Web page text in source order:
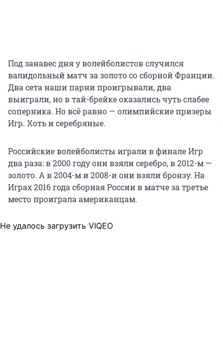
Под занавес дня у волейболистов случился
валидольный матч за золото со сборной Франции.
Два сета наши парни проигрывали, два
выиграли, но в тай-брейке оказались чуть слабее
соперника. Но всё равно — олимпийские призеры
Игр. Хоть и серебряные.
Российские волейболисты играли в финале Игр
два раза: в 2000 году они взяли серебро, в 2012-м —
золото. А в 2004-м и 2008-и они взяли бронзу. На
Играх 2016 года сборная России в матче за третье
место проиграла американцам.
Не удалось загрузить VIQEO